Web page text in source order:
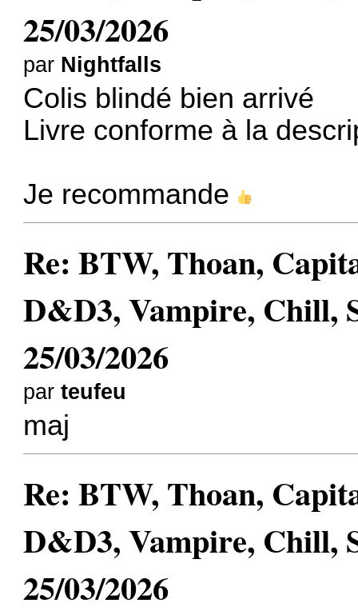
25/03/2026
par Nightfalls
Colis blindé bien arrivé
Livre conforme à la
Je recommande
Re: BTW, Thoan,
D&D3, Vampire, Chill,
25/03/2026
parteufeu
maj
Re: BTW, Thoan,
D&D3, Vampire, Chill,
25/03/2026